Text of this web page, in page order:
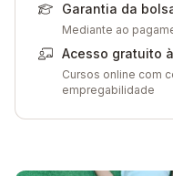
Garantia da
Mediante ao
Acesso gratuito
Cursos online com
empregabilidade